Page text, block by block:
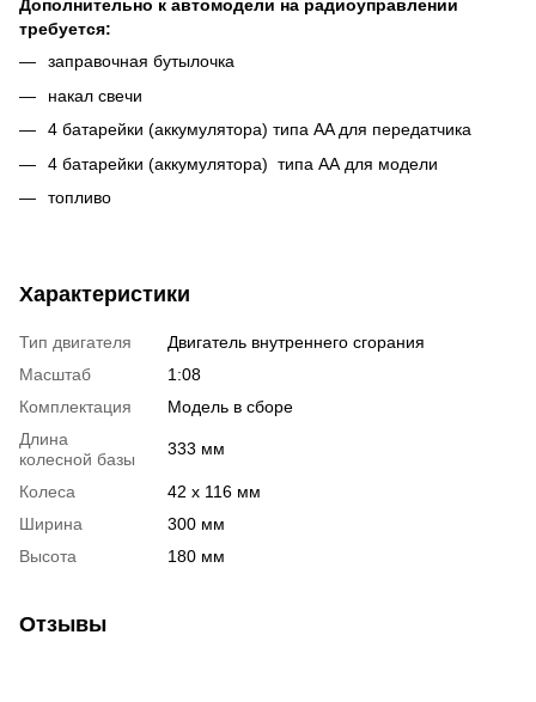
Дополнительно к автомодели на радиоуправлении
требуется:
заправочная бутылочка
накал свечи
4 батарейки (аккумулятора) типа AA для передатчика
4 батарейки (аккумулятора) типа АА для модели
топливо
Характеристики
Тип двигателя
Двигатель внутреннего сгорания
Масштаб
1:08
Комплектация
Модель в сборе
Длина
колесной базы
333 мм
Колеса
42 x 116 мм
Ширина
300 мм
Высота
180 мм
Отзывы